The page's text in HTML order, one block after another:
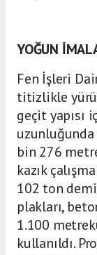
YOĞUN
Fen İşleri
titizlikle
geçit yapısı
bin 276
kazık
102 ton
plakları,
1.100
kullanıldı.